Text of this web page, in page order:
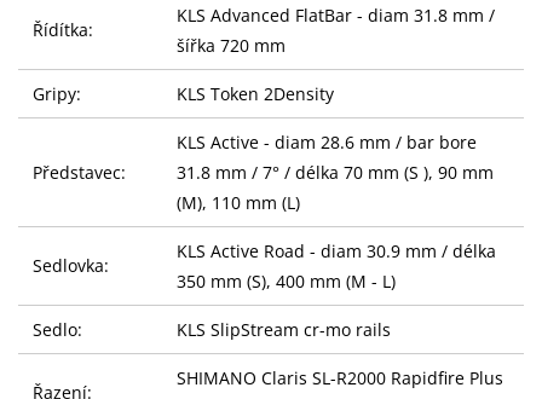
Řídítka:
KLS Advanced FlatBar - diam 31.8 mm /
šířka 720 mm
Gripy: KLS Token 2Density
Představec:
KLS Active - diam 28.6 mm / bar bore
31.8 mm / 7° / délka 70 mm (S ), 90 mm
(M), 110 mm (L)
Sedlovka:
KLS Active Road - diam 30.9 mm / délka
350 mm (S), 400 mm (M - L)
Sedlo: KLS SlipStream cr-mo rails
Řazení:
SHIMANO Claris SL-R2000 Rapidfire Plus